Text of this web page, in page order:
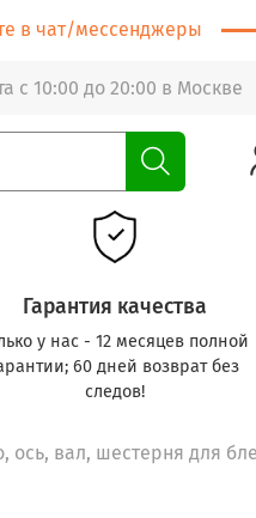
в чат/мессенджеры
с 10:00 до 20:00 в Москве
Гарантия качества
у нас - 12 месяцев полной
60 дней возврат без
следов!
ось, вал, шестерня для